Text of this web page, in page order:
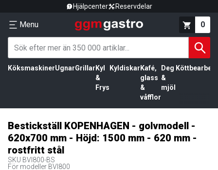
Hjälpcenter Reservdelar
Menu 0
KöksmaskinerUgnarGrillar Kyl
&
Frys
Kyldiskar Kafé,
glass
&
våfflor
Deg
&
mjöl
Bestickställ KOPENHAGEN - golvmodell -
620x700 mm - Höjd: 1500 mm - 620 mm -
rostfritt stål
SKU BVI800-BS
För modeller BVI800